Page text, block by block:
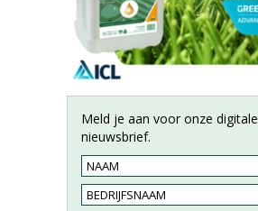
Meld je aan voor onze digitale
nieuwsbrief.